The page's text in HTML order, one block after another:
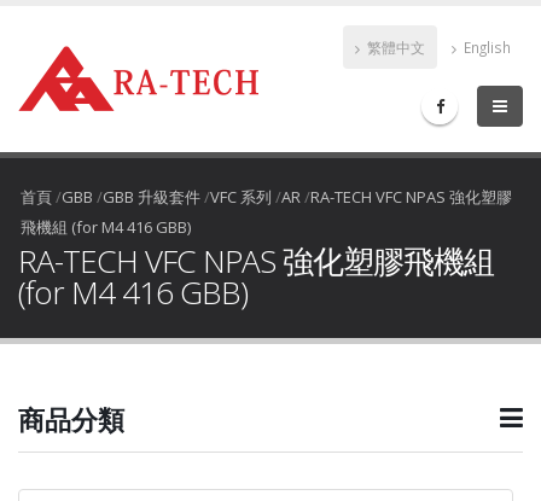
繁體中文 English
首頁/GBB /GBB 升級套件/VFC 系列 /AR/RA-TECH VFC NPAS 強化塑膠
飛機組 (for M4 416 GBB)
RA-TECH VFC NPAS 強化塑膠飛機組
(for M4 416 GBB)
商品分類